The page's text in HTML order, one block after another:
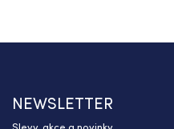
NEWSLETTER
Slevy, akce a novinky